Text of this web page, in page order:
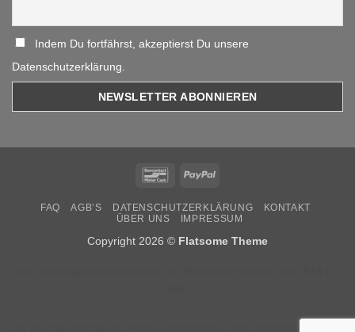
Indem Du fortfährst, akzeptierst Du unsere
Datenschutzerklärung.
BancontactPayPal
FAQ AGB’S DATENSCHUTZERKLÄRUNG
KONTAKT
ÜBER UNS
IMPRESSUM
Copyright 2026 © Flatsome Theme